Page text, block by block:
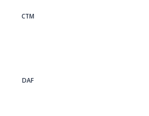
CTM
DAF